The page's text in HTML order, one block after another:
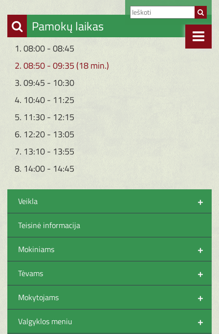
Pamokų laikas
1. 08:00 - 08:45
2. 08:50 - 09:35 (18 min.)
3. 09:45 - 10:30
4. 10:40 - 11:25
5. 11:30 - 12:15
6. 12:20 - 13:05
7. 13:10 - 13:55
8. 14:00 - 14:45
+
Veikla
Teisinė informacija
+
Mokiniams
+
Tėvams
+
Mokytojams
+
Valgyklos meniu